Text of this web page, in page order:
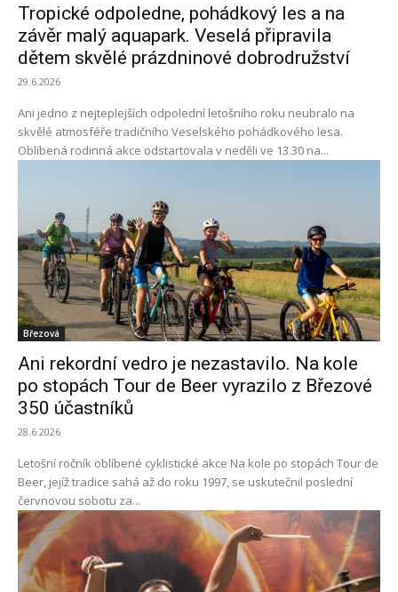
Tropické odpoledne, pohádkový les a na
závěr malý aquapark. Veselá připravila
dětem skvělé prázdninové dobrodružství
29.6.2026
Ani jedno z nejteplejších odpolední letošního roku neubralo na
skvělé atmosféře tradičního Veselského pohádkového lesa.
Oblíbená rodinná akce odstartovala v neděli ve 13.30 na...
Březová
Ani rekordní vedro je nezastavilo. Na kole
po stopách Tour de Beer vyrazilo z Březové
350 účastníků
28.6.2026
Letošní ročník oblíbené cyklistické akce Na kole po stopách Tour de
Beer, jejíž tradice sahá až do roku 1997, se uskutečnil poslední
červnovou sobotu za...